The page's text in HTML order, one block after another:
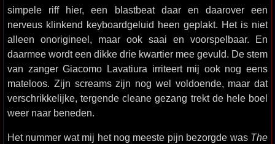
simpele riff hier, een blastbeat daar en daarover een
nerveus klinkend keyboardgeluid heen geplakt. Het is niet
alleen onorigineel, maar ook saai en voorspelbaar. En
daarmee wordt een dikke drie kwartier mee gevuld. De stem
van zanger Giacomo Lavatiura irriteert mij ook nog eens
mateloos. Zijn screams zijn nog wel voldoende, maar dat
verschrikkelijke, tergende cleane gezang trekt de hele boel
weer naar beneden.
Het nummer wat mij het nog meeste pijn bezorgde was The